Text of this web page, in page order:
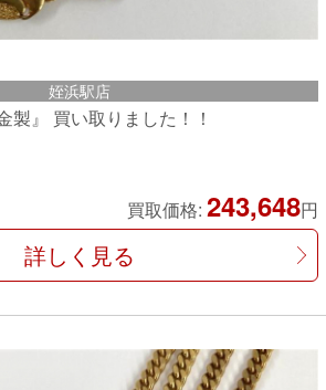
姪浜駅店
製』 買い取りました！！
買取価格: 243,648円
詳しく見る